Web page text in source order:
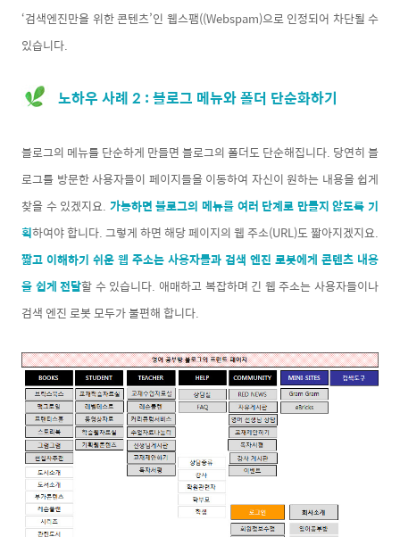
‘검색엔진만을 위한 콘텐츠’인 웹스팸((Webspam)으로 인정되어 차단될 수
있습니다.
노하우 사례 2 : 블로그 메뉴와 폴더 단순화하기
블로그의 메뉴를 단순하게 만들면 블로그의 폴더도 단순해집니다. 당연히 블
로그를 방문한 사용자들이 페이지들을 이동하여 자신이 원하는 내용을 쉽게
찾을 수 있겠지요. 가능하면 블로그의 메뉴를 여러 단계로 만들지 않도록 기
획하여야 합니다. 그렇게 하면 해당 페이지의 웹 주소(URL)도 짧아지겠지요.
짧고 이해하기 쉬운 웹 주소는 사용자들과 검색 엔진 로봇에게 콘텐츠 내용
을 쉽게 전달할 수 있습니다. 애매하고 복잡하며 긴 웹 주소는 사용자들이나
검색 엔진 로봇 모두가 불편해 합니다.